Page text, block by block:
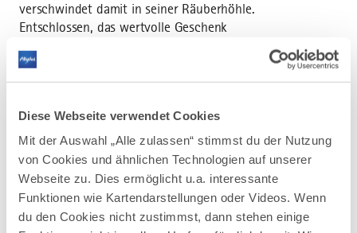
Diese Webseite verwendet Cookies
Mit der Auswahl „Alle zulassen“ stimmst du der Nutzung
von Cookies und ähnlichen Technologien auf unserer
Webseite zu. Dies ermöglicht u.a. interessante
Funktionen wie Kartendarstellungen oder Videos. Wenn
du den Cookies nicht zustimmst, dann stehen einige
verschwindet damit in seiner Räuberhöhle.
Entschlossen, das wertvolle Geschenk
Seppel auf ein turbulentes Abenteuer. Doch
ihr Plan läuft aus dem Ruder, als sie nicht nur
finsteren Zauberer Petrosilius Zwackelmann
in die Hände fallen. Jetzt sind Mut,
Einfallsreichtum und echte Freundschaft
gefragt. Mit viel Liebe zum Detail und einem
Gespür für Humor und Dramatik bringt das
Kiwi Kindertheater die Geschichte auf die
Bühne - ein mitreißendes Erlebnis für kleine